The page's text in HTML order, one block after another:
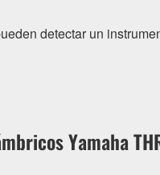
detectar un
Yamaha